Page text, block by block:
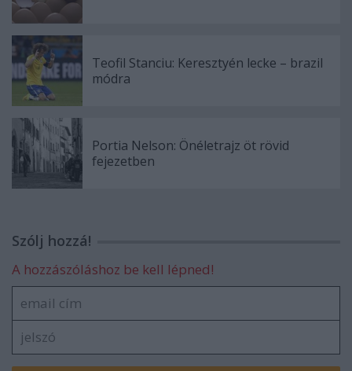
Teofil Stanciu: Keresztyén lecke – brazil
módra
Portia Nelson: Önéletrajz öt rövid
fejezetben
Szólj hozzá!
A hozzászóláshoz be kell lépned!